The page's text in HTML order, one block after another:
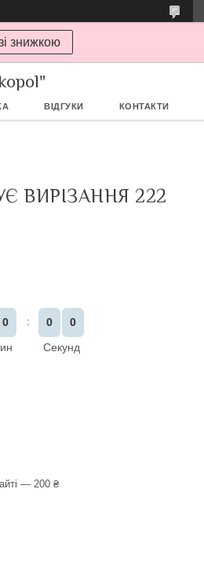
знижкою
ВІДГУКИ КОНТАКТИ
ВИРІЗАННЯ 222
0
0
0
Секунд
— 200 ₴